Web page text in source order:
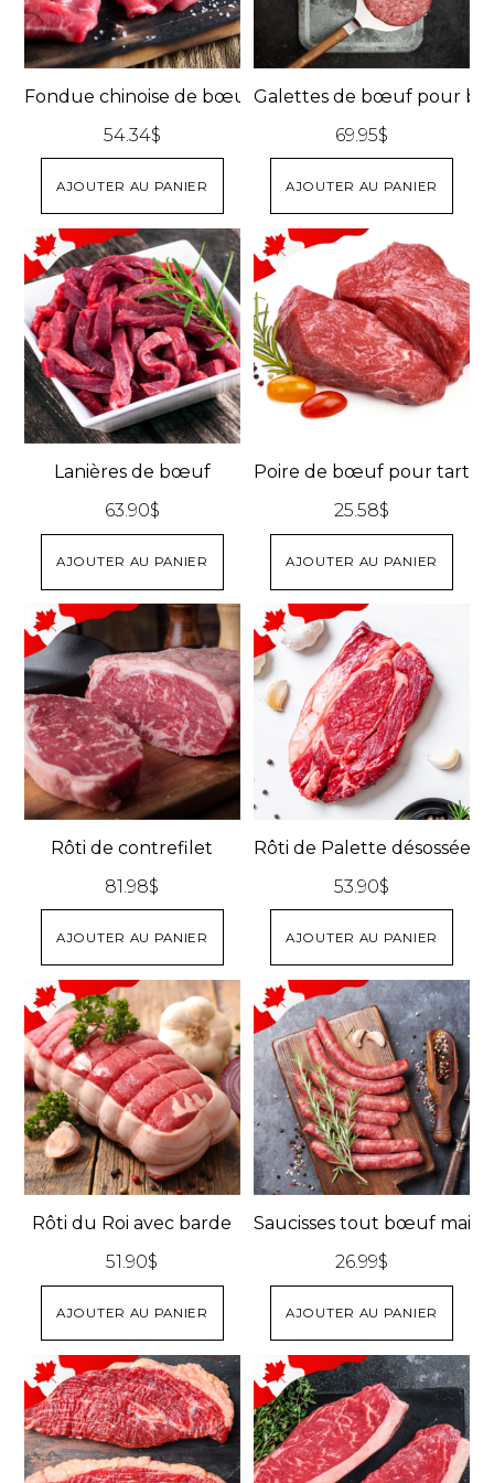
Fondue chinoise de bœuf
54.34$
AJOUTER AU PANIER
Galettes de bœuf pour
69.95$
AJOUTER AU PANIER
Lanières de bœuf
63.90$
AJOUTER AU PANIER
Poire de bœuf pour
25.58$
AJOUTER AU PANIER
Rôti de contrefilet
81.98$
AJOUTER AU PANIER
Rôti de Palette désossée
53.90$
AJOUTER AU PANIER
Rôti du Roi avec barde
51.90$
AJOUTER AU PANIER
Saucisses tout bœuf
26.99$
AJOUTER AU PANIER